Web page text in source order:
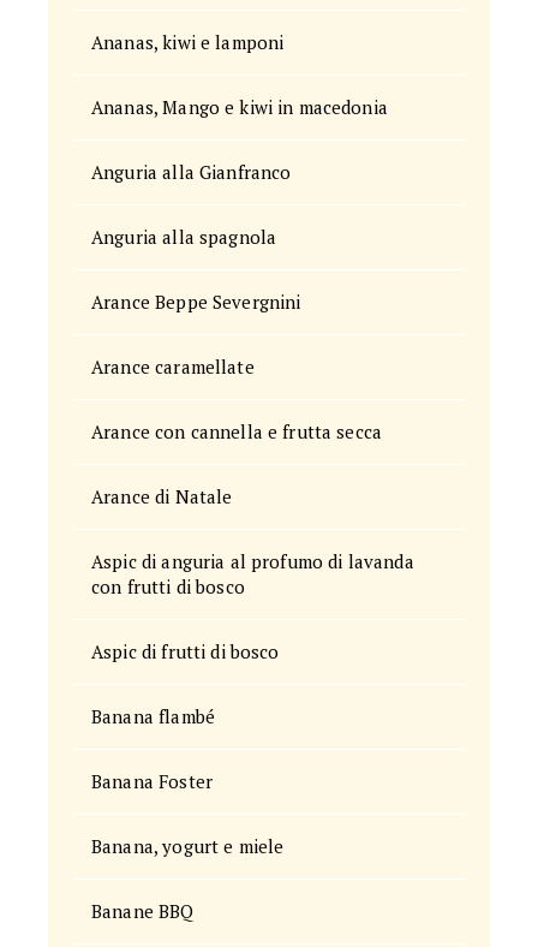
Ananas, kiwi e lamponi
Ananas, Mango e kiwi in macedonia
Anguria alla Gianfranco
Anguria alla spagnola
Arance Beppe Severgnini
Arance caramellate
Arance con cannella e frutta secca
Arance di Natale
Aspic di anguria al profumo di lavanda
con frutti di bosco
Aspic di frutti di bosco
Banana flambé
Banana Foster
Banana, yogurt e miele
Banane BBQ